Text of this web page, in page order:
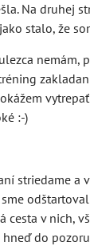
Na druhej
stalo, že
nemám,
:-)
striedame a
cesta v nich,
do